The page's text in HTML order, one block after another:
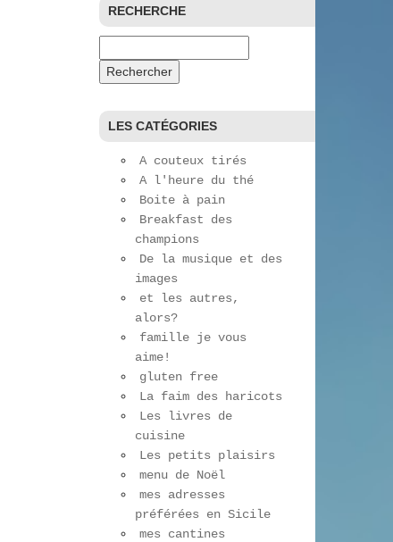
RECHERCHE
LES CATÉGORIES
A couteux tirés
A l'heure du thé
Boite à pain
Breakfast des
champions
De la musique et des
images
et les autres,
alors?
famille je vous
aime!
gluten free
La faim des haricots
Les livres de
cuisine
Les petits plaisirs
menu de Noël
mes adresses
préférées en Sicile
mes cantines